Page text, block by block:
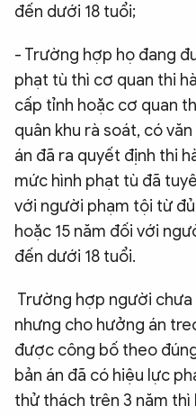
đến dưới 18 tuổi;
- Trường hợp họ đang
phạt tù thì cơ quan thi
cấp tỉnh hoặc cơ quan
quân khu rà soát, có
án đã ra quyết định thi
mức hình phạt tù đã
với người phạm tội từ
hoặc 15 năm đối với
đến dưới 18 tuổi.
Trường hợp người
nhưng cho hưởng án
được công bố theo
bản án đã có hiệu lực
thử thách trên 3 năm